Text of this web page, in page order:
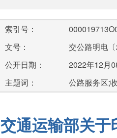
索引号：
文号：
交公路明电
公开日期：
2022年12月
主题词：
公路服务区;
交通运输部关于